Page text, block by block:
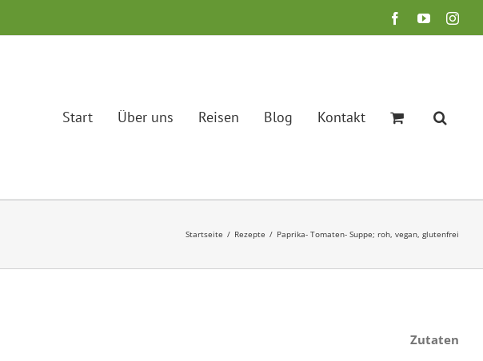
FacebookYouTube
Start Über uns Reisen Blog Kontakt
Startseite Rezepte Paprika- Tomaten- Suppe; roh, vegan, glutenfrei
Zutaten